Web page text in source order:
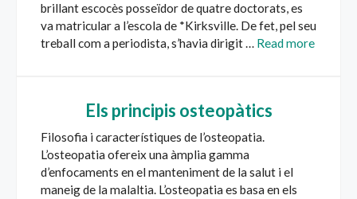
brillant escocès posseïdor de quatre doctorats, es
va matricular a l’escola de *Kirksville. De fet, pel seu
treball com a periodista, s’havia dirigit … Read more
Els principis osteopàtics
Filosofia i característiques de l’osteopatia.
L’osteopatia ofereix una àmplia gamma
d’enfocaments en el manteniment de la salut i el
maneig de la malaltia. L’osteopatia es basa en els